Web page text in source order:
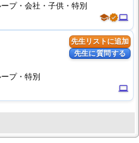
schoolverifiedcomputer
ープ・会社・子供・特別
先生リストに追加
先生に質問する
computer
ープ・特別